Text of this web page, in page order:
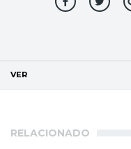
VER
RELACIONADO